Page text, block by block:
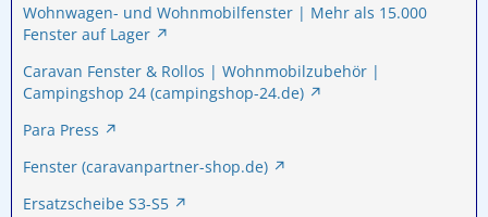
Wohnwagen- und Wohnmobilfenster | Mehr als 15.000
Fenster auf Lager
Caravan Fenster & Rollos | Wohnmobilzubehör |
Campingshop 24 (campingshop-24.de)
Para Press
Fenster (caravanpartner-shop.de)
Ersatzscheibe S3-S5